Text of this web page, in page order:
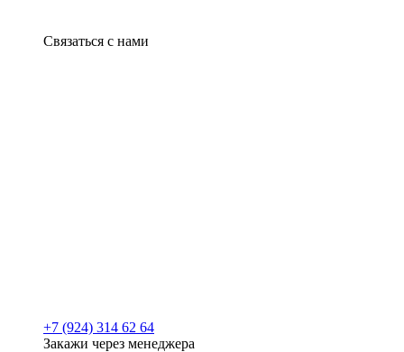
Связаться с нами
+7 (924) 314 62 64
Закажи через менеджера